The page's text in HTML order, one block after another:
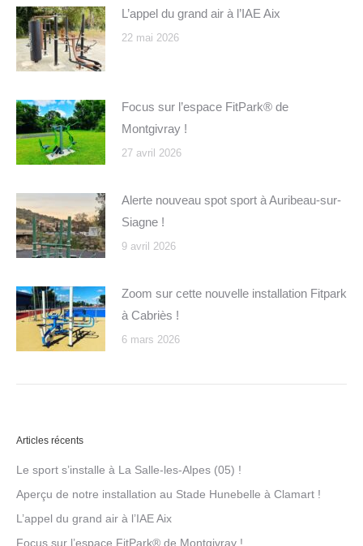
L’appel du grand air à l’IAE Aix
22 mai 2026
Focus sur l’espace FitPark® de
Montgivray !
27 avril 2026
Alerte nouveau spot sport à Auribeau-sur-
Siagne !
9 avril 2026
Zoom sur cette nouvelle installation Fitpark
à Cabriès !
6 mars 2026
Articles récents
Le sport s’installe à La Salle-les-Alpes (05) !
Aperçu de notre installation au Stade Hunebelle à Clamart !
L’appel du grand air à l’IAE Aix
Focus sur l’espace FitPark® de Montgivray !